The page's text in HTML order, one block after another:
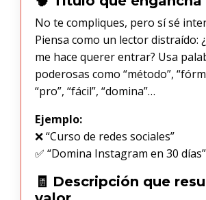
No te compliques, pero sí sé
Piensa como un lector distraído:
me hace querer entrar? Usa
poderosas como “método”,
“pro”, “fácil”, “domina”…
Ejemplo:
❌ “Curso de redes sociales”
✅ “Domina Instagram en 30 días”
🧾 Descripción que